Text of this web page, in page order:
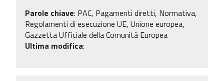
Parole chiave: PAC, Pagamenti diretti, Normativa,
Regolamenti di esecuzione UE, Unione europea,
Gazzetta Ufficiale della Comunità Europea
Ultima modifica: